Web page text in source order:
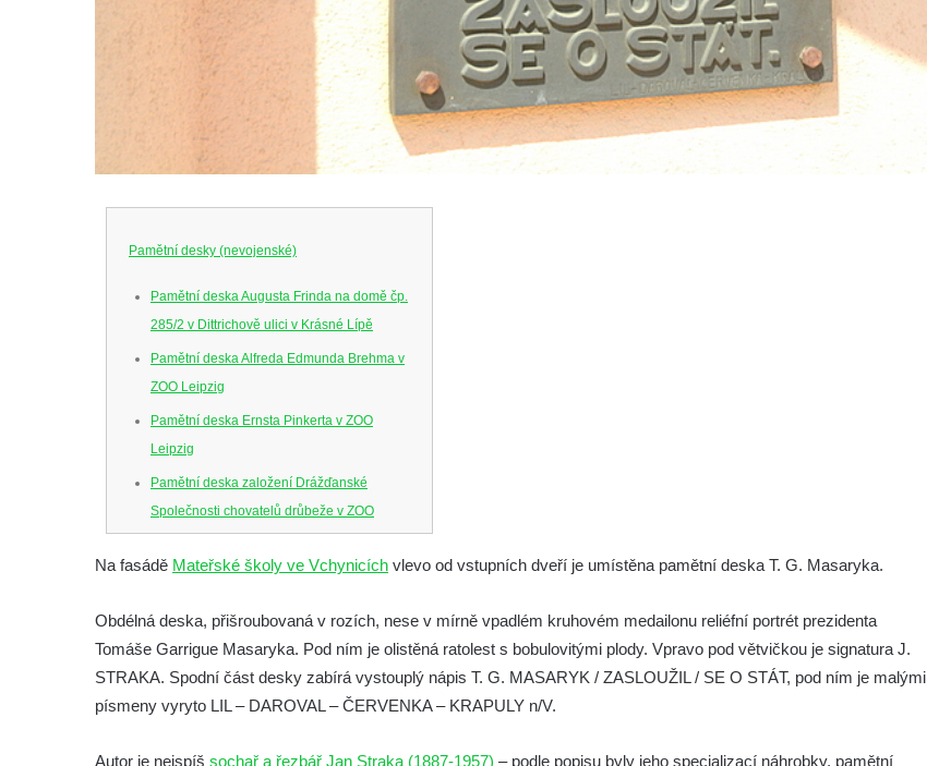
Pamětní desky (nevojenské)
Pamětní deska Augusta Frinda na domě čp.
285/2 v Dittrichově ulici v Krásné Lípě
Pamětní deska Alfreda Edmunda Brehma v
ZOO Leipzig
Pamětní deska Ernsta Pinkerta v ZOO
Leipzig
Pamětní deska založení Drážďanské
Společnosti chovatelů drůbeže v ZOO
Dresden
Pamětní deska Josefa Hory na jeho rodném
Pamětní deska Emmanuela Karsche na
hradě Hasištejn
Česká pamětní deska Johanna Wolfganga
Německá pamětní deska Johanna
Na fasádě Mateřské školy ve Vchynicích vlevo od vstupních dveří je umístěna pamětní deska T. G. Masaryka.
Obdélná deska, přišroubovaná v rozích, nese v mírně vpadlém kruhovém medailonu reliéfní portrét prezidenta
Tomáše Garrigue Masaryka. Pod ním je olistěná ratolest s bobulovitými plody. Vpravo pod větvičkou je signatura J.
STRAKA. Spodní část desky zabírá vystouplý nápis T. G. MASARYK / ZASLOUŽIL / SE O STÁT, pod ním je malými
písmeny vyryto LIL – DAROVAL – ČERVENKA – KRAPULY n/V.
Autor je nejspíš sochař a řezbář Jan Straka (1887-1957) – podle popisu byly jeho specializací náhrobky, pamětní